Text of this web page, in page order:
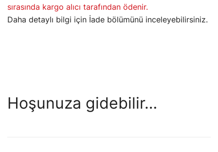
sırasında kargo alıcı tarafından ödenir.
Daha detaylı bilgi için İade bölümünü inceleyebilirsiniz.
Hoşunuza gidebilir…